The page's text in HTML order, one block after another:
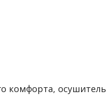
комфорта, осушитель